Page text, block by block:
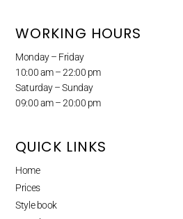
WORKING HOURS
Monday – Friday
10:00 am – 22:00 pm
Saturday – Sunday
09:00 am – 20:00 pm
QUICK LINKS
Home
Prices
Style book